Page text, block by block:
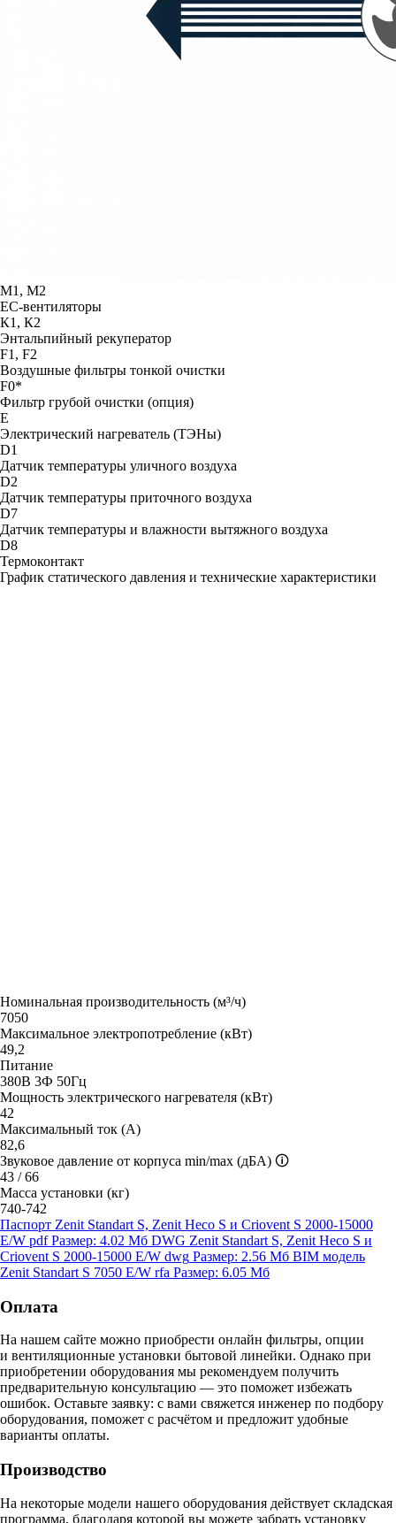
М1, М2
ЕС-вентиляторы
К1, К2
Энтальпийный рекуператор
F1, F2
Воздушные фильтры тонкой очистки
F0*
Фильтр грубой очистки (опция)
Е
Электрический нагреватель (ТЭНы)
D1
Датчик температуры уличного воздуха
D2
Датчик температуры приточного воздуха
D7
Датчик температуры и влажности вытяжного воздуха
D8
Термоконтакт
График статического давления и технические характеристики
Номинальная производительность (м³/ч)
7050
Максимальное электропотребление (кВт)
49,2
Питание
380В 3Ф 50Гц
Мощность электрического нагревателя (кВт)
42
Максимальный ток (А)
82,6
Звуковое давление от корпуса min/max (дБА) 🛈
43 / 66
Масса установки (кг)
740-742
Паспорт Zenit Standart S, Zenit Heco S и Criovent S 2000-15000
E/W pdf Размер: 4.02 Мб DWG Zenit Standart S, Zenit Heco S и
Criovent S 2000-15000 E/W dwg Размер: 2.56 Мб BIM модель
Zenit Standart S 7050 E/W rfa Размер: 6.05 Мб
Оплата
На нашем сайте можно приобрести онлайн фильтры, опции
и вентиляционные установки бытовой линейки. Однако при
приобретении оборудования мы рекомендуем получить
предварительную консультацию — это поможет избежать
ошибок. Оставьте заявку: с вами свяжется инженер по подбору
оборудования, поможет с расчётом и предложит удобные
варианты оплаты.
Производство
На некоторые модели нашего оборудования действует складская
программа, благодаря которой вы можете забрать установку